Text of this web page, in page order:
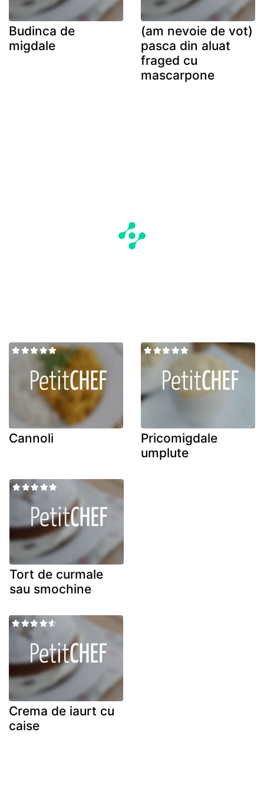
Budinca de
migdale
(am nevoie de vot)
pasca din aluat
fraged cu
mascarpone
Cannoli
Pricomigdale
umplute
Tort de curmale
sau smochine
Crema de iaurt cu
caise